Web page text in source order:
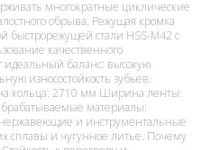
многократные циклические
обрыва. Режущая кромка
быстрорежущей стали HSS-M42 с
качественного
идеальный баланс: высокую
износостойкость зубьев.
кольца: 2710 мм Ширина ленты:
материалы:
и инструментальные
сплавы и чугунное литье. Почему